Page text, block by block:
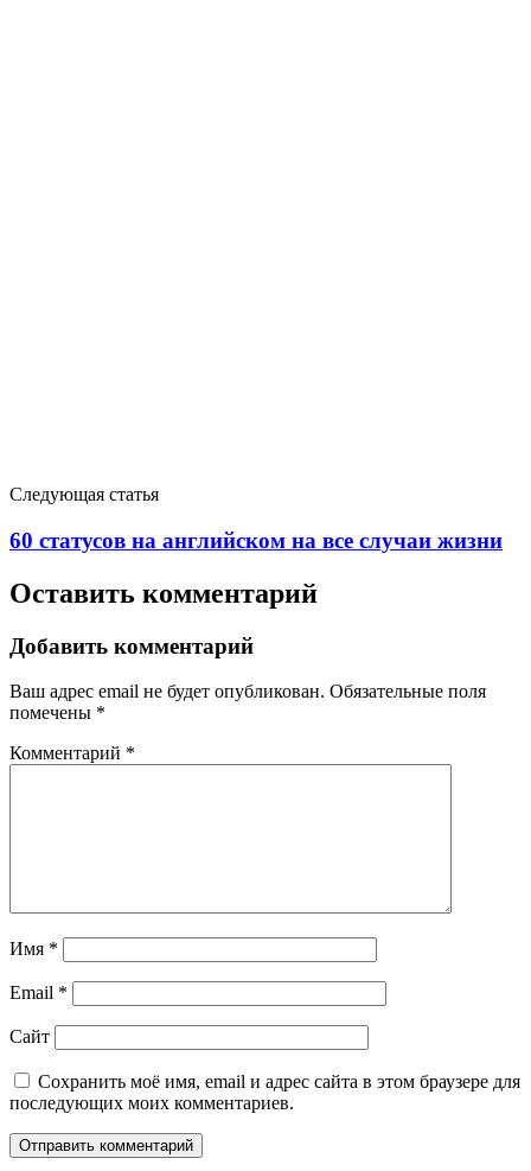
Следующая статья
60 статусов на английском на все случаи жизни
Оставить комментарий
Добавить комментарий
Ваш адрес email не будет опубликован. Обязательные поля
помечены *
Комментарий *
Имя *
Email *
Сайт
Сохранить моё имя, email и адрес сайта в этом браузере для
последующих моих комментариев.